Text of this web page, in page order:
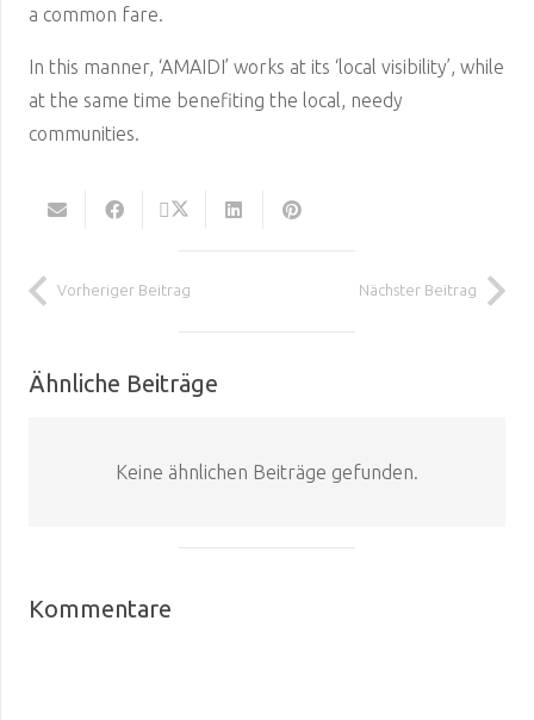
a common fare.
In this manner, ‘AMAIDI’ works at its ‘local visibility’, while
at the same time benefiting the local, needy
communities.
Vorheriger Beitrag Nächster Beitrag
Ähnliche Beiträge
Keine ähnlichen Beiträge gefunden.
Kommentare